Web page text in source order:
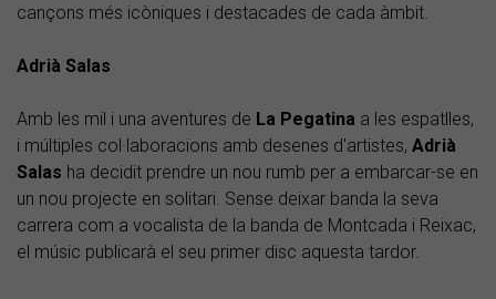
cançons més icòniques i destacades de cada àmbit.
Adrià Salas
Amb les mil i una aventures de La Pegatina a les espatlles,
i múltiples col·laboracions amb desenes d'artistes, Adrià
Salas ha decidit prendre un nou rumb per a embarcar-se en
un nou projecte en solitari. Sense deixar banda la seva
carrera com a vocalista de la banda de Montcada i Reixac,
el músic publicarà el seu primer disc aquesta tardor.